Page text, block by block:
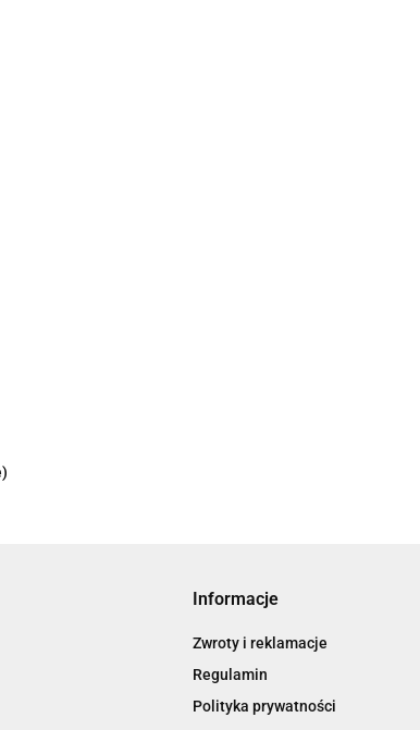
Informacje
Zwroty i reklamacje
Regulamin
Polityka prywatności